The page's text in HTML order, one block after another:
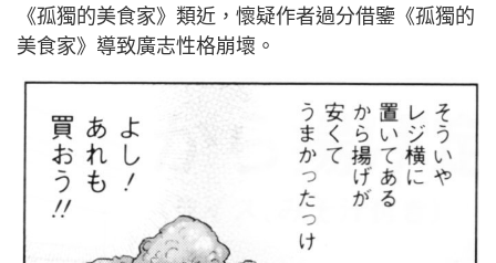
《孤獨的美食家》類近，懷疑作者過分借鑒《孤獨的
美食家》導致廣志性格崩壞。